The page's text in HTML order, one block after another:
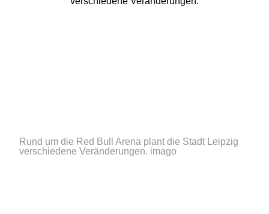
Rund um die Red Bull Arena plant die Stadt Leipzig
verschiedene Veränderungen. imago